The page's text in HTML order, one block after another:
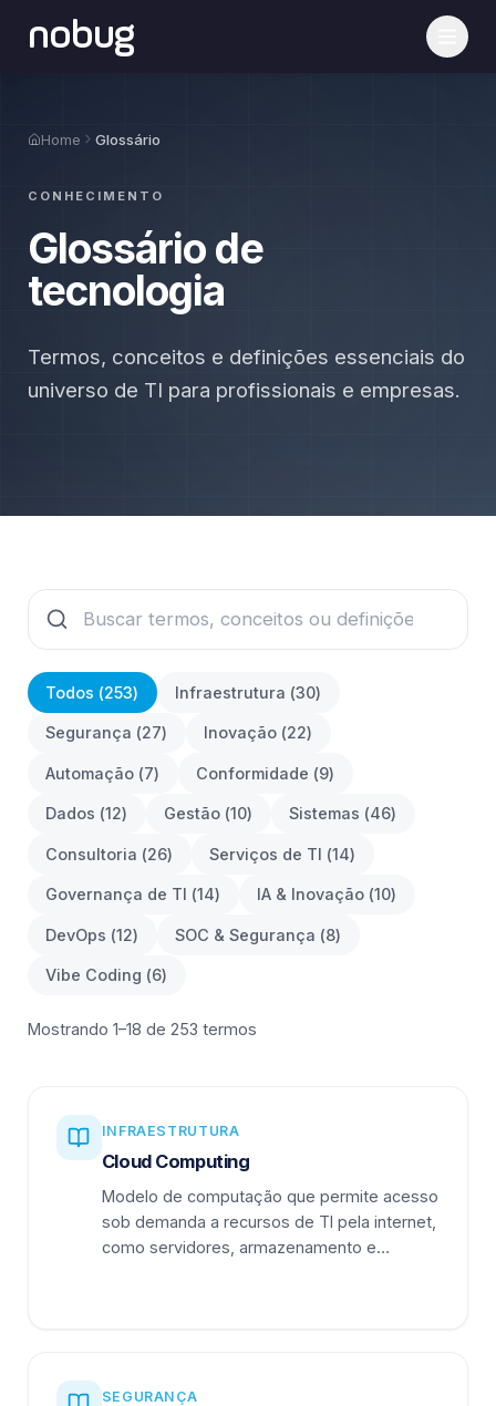
nobug
Home Glossário
CONHECIMENTO
Glossário de
tecnologia
Termos, conceitos e definições essenciais do
universo de TI para profissionais e empresas.
Todos (253) Infraestrutura (30)
Segurança (27) Inovação (22)
Automação (7) Conformidade (9)
Dados (12) Gestão (10) Sistemas (46)
Consultoria (26) Serviços de TI (14)
Governança de TI (14) IA & Inovação (10)
DevOps (12) SOC & Segurança (8)
Vibe Coding (6)
Mostrando 1–18 de 253 termos
INFRAESTRUTURA
Cloud Computing
Modelo de computação que permite acesso
sob demanda a recursos de TI pela internet,
como servidores, armazenamento e
SEGURANÇA